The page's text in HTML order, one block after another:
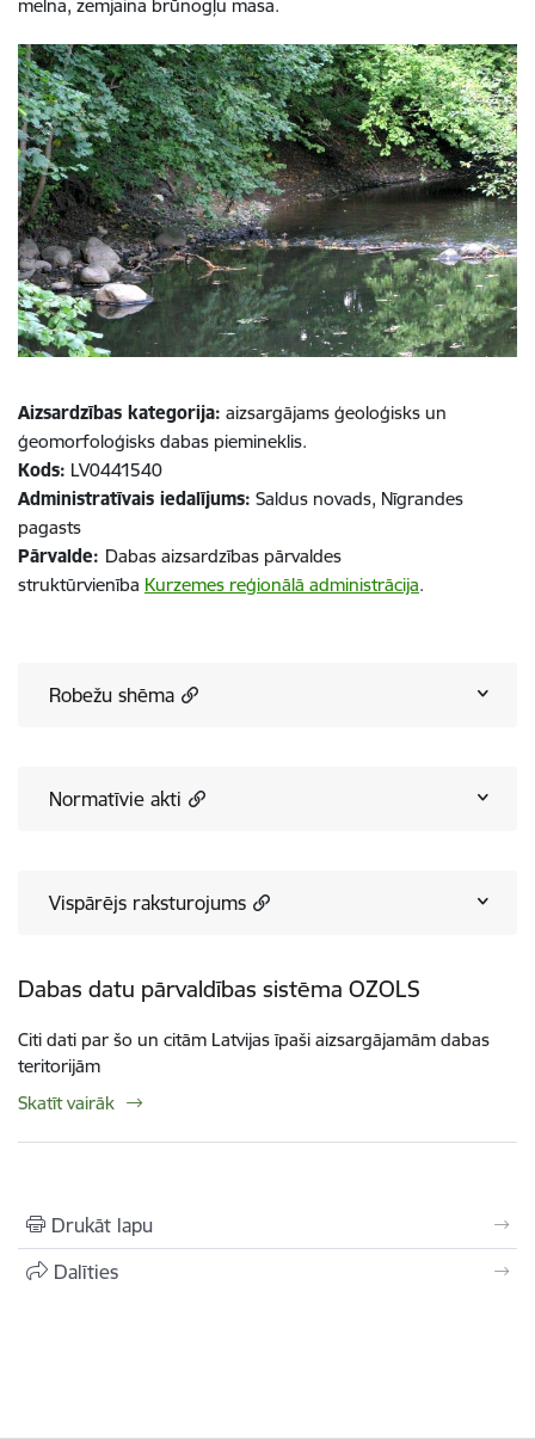
melna, zemjaina brūnogļu masa.
Aizsardzības kategorija: aizsargājams ģeoloģisks un
ģeomorfoloģisks dabas piemineklis.
Kods: LV0441540
Administratīvais iedalījums: Saldus novads, Nīgrandes
pagasts
Pārvalde: Dabas aizsardzības pārvaldes
struktūrvienība Kurzemes reģionālā administrācija.
Robežu shēma
Normatīvie akti
Vispārējs raksturojums
Dabas datu pārvaldības sistēma OZOLS
Citi dati par šo un citām Latvijas īpaši aizsargājamām dabas
teritorijām
Skatīt vairāk
Drukāt lapu
Dalīties